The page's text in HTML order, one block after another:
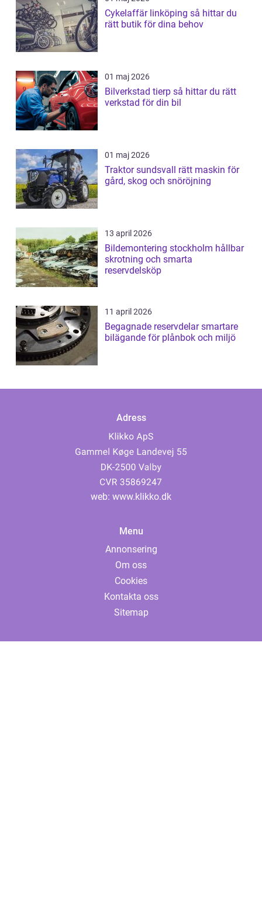
Cykelaffär linköping så hittar du
rätt butik för dina behov
01 maj 2026
Bilverkstad tierp så hittar du rätt
verkstad för din bil
01 maj 2026
Traktor sundsvall rätt maskin för
gård, skog och snöröjning
13 april 2026
Bildemontering stockholm hållbar
skrotning och smarta
reservdelsköp
11 april 2026
Begagnade reservdelar smartare
bilägande för plånbok och miljö
Adress
web: www.klikko.dk
Menu
Annonsering
Om oss
Cookies
Kontakta oss
Sitemap